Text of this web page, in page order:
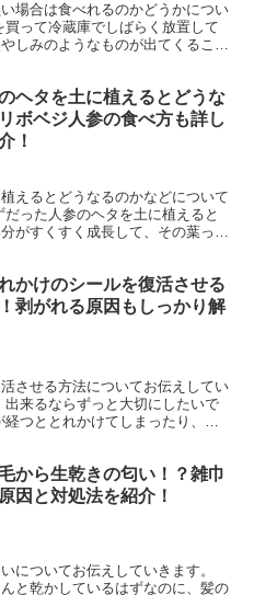
場合は食べれるのかどうかについ
って冷蔵庫でしばらく放置して
しみのようなものが出てくること
ヘタを土に植えるとどうな
ボベジ人参の食べ方も詳し
！
えるとどうなるのかなどについて
った人参のヘタを土に植えると
がすくすく成長して、その葉っぱ
かけのシールを復活させる
剥がれる原因もしっかり解
させる方法についてお伝えしてい
来るならずっと大切にしたいで
つととれかけてしまったり、ち
から生乾きの匂い！？雑巾
因と対処法を紹介！
についてお伝えしていきます。
と乾かしているはずなのに、髪の